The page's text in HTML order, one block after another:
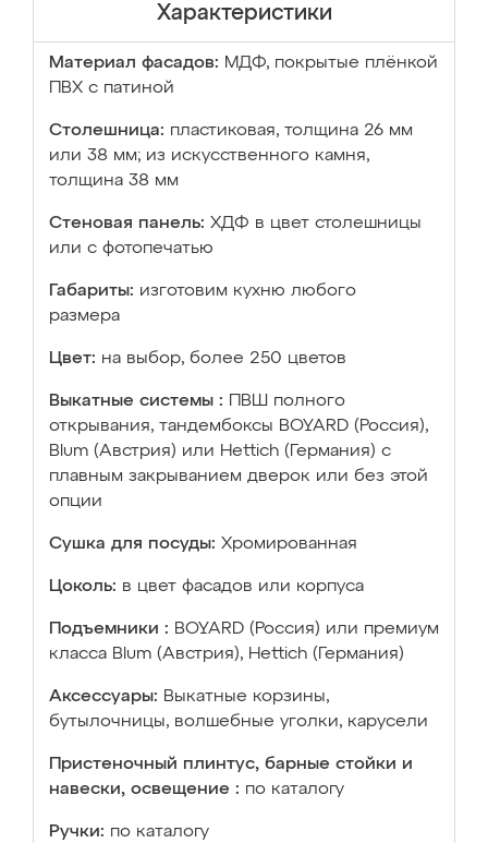
Характеристики
Материал фасадов: МДФ, покрытые плёнкой
ПВХ с патиной
Столешница: пластиковая, толщина 26 мм
или 38 мм; из искусственного камня,
толщина 38 мм
Стеновая панель: ХДФ в цвет столешницы
или с фотопечатью
Габариты: изготовим кухню любого
размера
Цвет: на выбор, более 250 цветов
Выкатные системы :
ПВШ полного
открывания, тандембоксы BOYARD (Россия),
Blum (Австрия) или Hettich (Германия) с
плавным закрыванием дверок или без этой
опции
Сушка для посуды: Хромированная
Цоколь: в цвет фасадов или корпуса
Подъемники : BOYARD (Россия) или премиум
класса Blum (Австрия), Hettich (Германия)
Аксессуары: Выкатные корзины,
бутылочницы, волшебные уголки, карусели
Пристеночный плинтус, барные стойки и
навески, освещение : по каталогу
Ручки: по каталогу